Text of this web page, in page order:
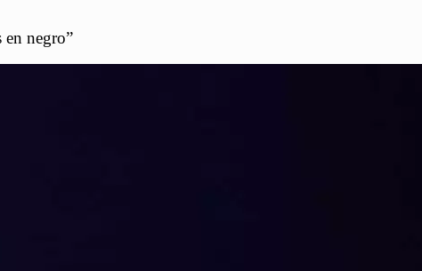
negro”